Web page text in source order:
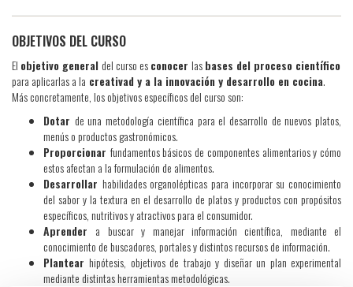
OBJETIVOS DEL CURSO
El objetivo general del curso esconocer lasbases del proceso científico
para aplicarlas a la creativad y a la innovación y desarrollo en cocina.
Más concretamente, los objetivos específicos del curso son:
Dotar de una metodología científica para el desarrollo de nuevos platos,
menús o productos gastronómicos.
Proporcionar fundamentos básicos de componentes alimentarios y cómo
estos afectan a la formulación de alimentos.
Desarrollar habilidades organolépticas para incorporar su conocimiento
del sabor y la textura en el desarrollo de platos y productos con propósitos
específicos, nutritivos y atractivos para el consumidor.
Aprender a buscar y manejar información científica, mediante el
conocimiento de buscadores, portales y distintos recursos de información.
Plantearhipótesis, objetivos de trabajo y diseñar un plan experimental
mediante distintas herramientas metodológicas.